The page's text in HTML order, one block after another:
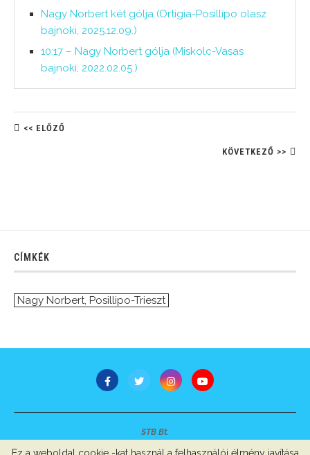
Nagy Norbert két gólja (Ortigia-Posillipo olasz
bajnoki, 2025.12.09.)
10:17 – Nagy Norbert gólja (Miskolc-Vasas
bajnoki, 2022.02.05.)
<< ELŐZŐ
KÖVETKEZŐ >>
CÍMKÉK
Nagy Norbert Posillipo-Trieszt
STB Bt.
Minden jog fenntartva © 2007-2022